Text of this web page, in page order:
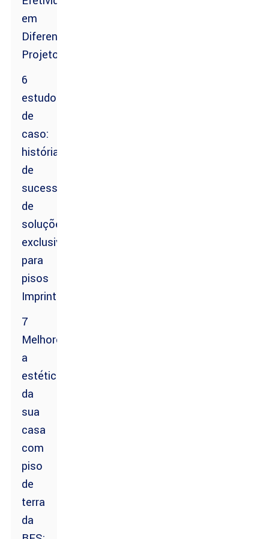
em
Diferentes
Projetos
6
estudos
de
caso:
histórias
de
sucesso
de
soluções
exclusivas
para
pisos
Imprint
7
Melhore
a
estética
da
sua
casa
com
piso
de
terra
da